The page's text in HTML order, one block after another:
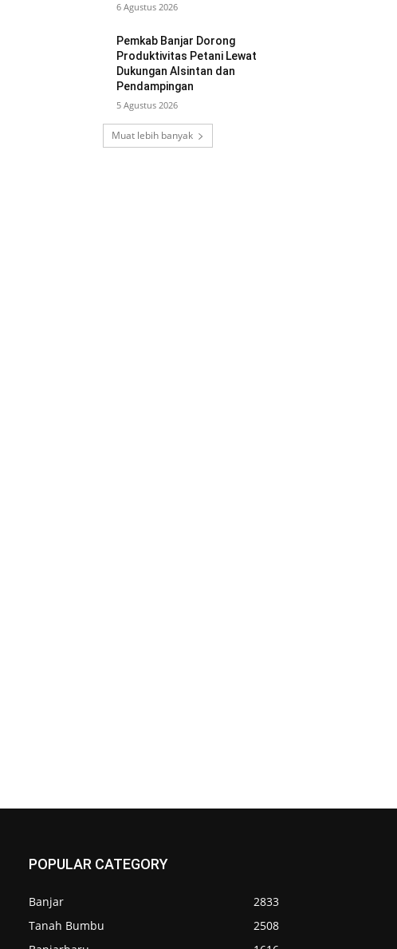
6 Agustus 2026
Pemkab Banjar Dorong
Produktivitas Petani Lewat
Dukungan Alsintan dan
Pendampingan
5 Agustus 2026
Muat lebih banyak
POPULAR CATEGORY
Banjar
2833
Tanah Bumbu
2508